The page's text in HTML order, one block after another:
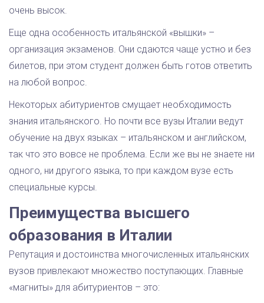
очень высок.
Еще одна особенность итальянской «вышки» –
организация экзаменов. Они сдаются чаще устно и без
билетов, при этом студент должен быть готов ответить
на любой вопрос.
Некоторых абитуриентов смущает необходимость
знания итальянского. Но почти все вузы Италии ведут
обучение на двух языках – итальянском и английском,
так что это вовсе не проблема. Если же вы не знаете ни
одного, ни другого языка, то при каждом вузе есть
специальные курсы.
Преимущества высшего
образования в Италии
Репутация и достоинства многочисленных итальянских
вузов привлекают множество поступающих. Главные
«магниты» для абитуриентов – это: